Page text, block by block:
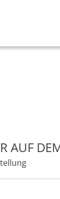
AUF